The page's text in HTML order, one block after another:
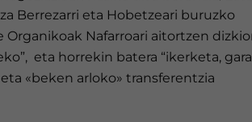
Berrezarri eta Hobetzeari buruzko
Organikoak Nafarroari aitortzen
eta horrekin batera “ikerketa,
«beken arloko» transferentzia